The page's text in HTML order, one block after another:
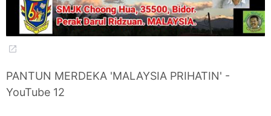
PANTUN MERDEKA 'MALAYSIA PRIHATIN' -
YouTube 12